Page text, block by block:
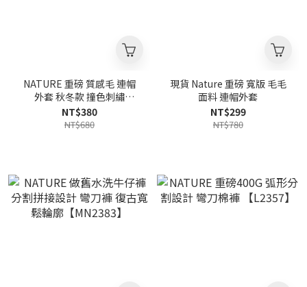
NATURE 重磅 質感毛 連帽
外套 秋冬款 撞色刺繡
【MW3952】
NT$380
NT$680
現貨 Nature 重磅 寬版 毛毛
面料 連帽外套
NT$299
NT$780